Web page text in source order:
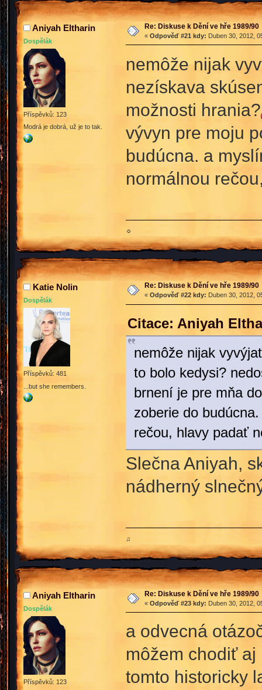
Aniyah Eltharin
Dospělák
Příspěvků: 123
Modrá je dobrá, už je to tak.
Re: Diskuse k Dění ve hře 1989/90
« Odpověď #21 kdy: Duben 30, 2012,
nemôže nijak
nezískava
možnosti hrania?
vývyn pre moju
budúcna. a
normálnou
☼
Katie Nolin
Dospělák
Příspěvků: 481
...but she remembers.
Re: Diskuse k Dění ve hře 1989/90
« Odpověď #22 kdy: Duben 30, 2012,
Citace: Aniyah
nemôže nijak
to bolo kedysi?
brnení je pre mňa
zoberie do
rečou, hlavy padať
Slečna Aniyah,
nádherný
♫
Aniyah Eltharin
Dospělák
Příspěvků: 123
Re: Diskuse k Dění ve hře 1989/90
« Odpověď #23 kdy: Duben 30, 2012,
a odvecná
môžem chodiť aj
tomto historicky